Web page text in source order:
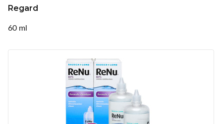
Regard
60 ml